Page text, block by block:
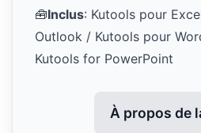
🧰Inclus: Kutools pour
Outlook / Kutools pour
Kutools for PowerPoint
À propos de